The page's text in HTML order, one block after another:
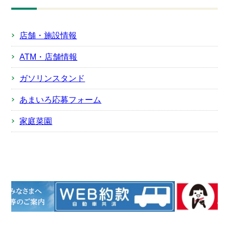
店舗・施設情報
ATM・店舗情報
ガソリンスタンド
あまいろ応募フォーム
家庭菜園